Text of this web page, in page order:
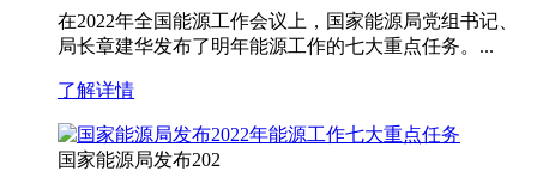
在2022年全国能源工作会议上，国家能源局党组书记、
局长章建华发布了明年能源工作的七大重点任务。...
了解详情
国家能源局发布202